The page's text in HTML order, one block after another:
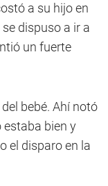
a su hijo en
dispuso a ir a
un fuerte
bebé. Ahí notó
estaba bien y
el disparo en la